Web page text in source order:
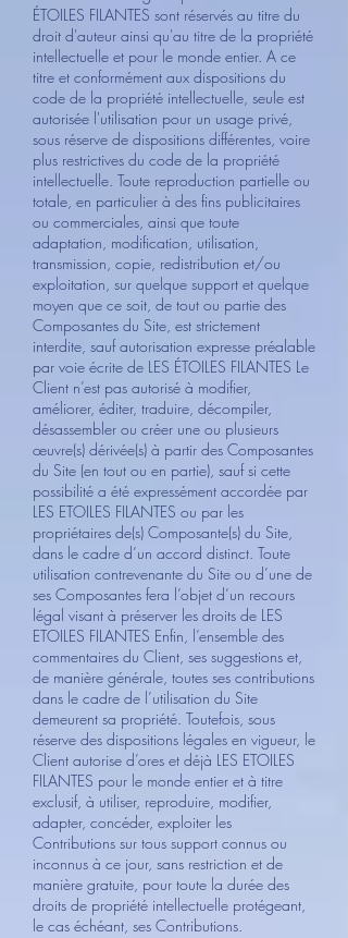
ÉTOILES FILANTES sont réservés au titre du
droit d'auteur ainsi qu'au titre de la propriété
intellectuelle et pour le monde entier. A ce
titre et conformément aux dispositions du
code de la propriété intellectuelle, seule est
autorisée l'utilisation pour un usage privé,
sous réserve de dispositions différentes, voire
plus restrictives du code de la propriété
intellectuelle. Toute reproduction partielle ou
totale, en particulier à des fins publicitaires
ou commerciales, ainsi que toute
adaptation, modification, utilisation,
transmission, copie, redistribution et/ou
exploitation, sur quelque support et quelque
moyen que ce soit, de tout ou partie des
Composantes du Site, est strictement
interdite, sauf autorisation expresse préalable
par voie écrite de LES ÉTOILES FILANTES Le
Client n’est pas autorisé à modifier,
améliorer, éditer, traduire, décompiler,
désassembler ou créer une ou plusieurs
œuvre(s) dérivée(s) à partir des Composantes
du Site (en tout ou en partie), sauf si cette
possibilité a été expressément accordée par
LES ETOILES FILANTES ou par les
propriétaires de(s) Composante(s) du Site,
dans le cadre d’un accord distinct. Toute
utilisation contrevenante du Site ou d’une de
ses Composantes fera l’objet d’un recours
légal visant à préserver les droits de LES
ETOILES FILANTES Enfin, l’ensemble des
commentaires du Client, ses suggestions et,
de manière générale, toutes ses contributions
dans le cadre de l’utilisation du Site
demeurent sa propriété. Toutefois, sous
réserve des dispositions légales en vigueur, le
Client autorise d’ores et déjà LES ETOILES
FILANTES pour le monde entier et à titre
exclusif, à utiliser, reproduire, modifier,
adapter, concéder, exploiter les
Contributions sur tous support connus ou
inconnus à ce jour, sans restriction et de
manière gratuite, pour toute la durée des
droits de propriété intellectuelle protégeant,
le cas échéant, ses Contributions.